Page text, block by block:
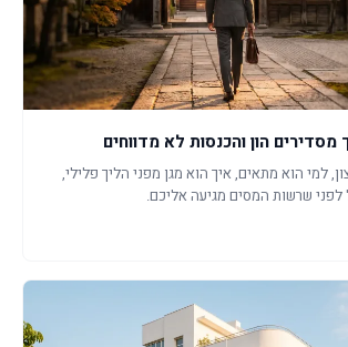
מסדירים הון והכנסות לא מדווחים
למי הוא מתאים, איך הוא מגן מפני הליך פלילי,
לפני שרשות המסים מגיעה אליכם.